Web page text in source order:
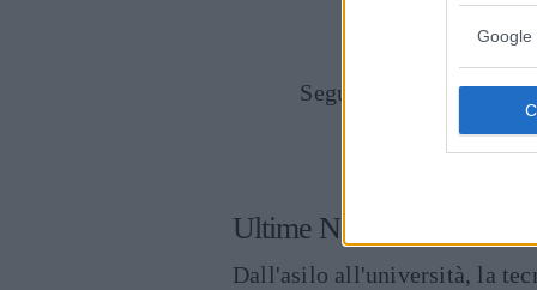
Google
Seguici anche su
Ultime News
Dall'asilo all'università, la